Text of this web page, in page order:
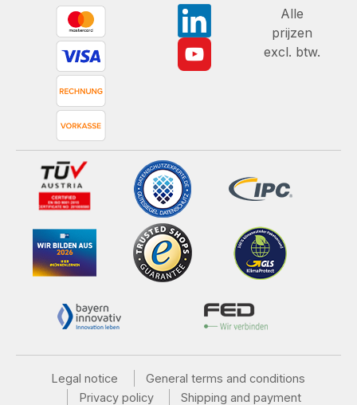
Alle
prijzen
excl. btw.
Legal notice
General terms and conditions
Privacy policy
Shipping and payment